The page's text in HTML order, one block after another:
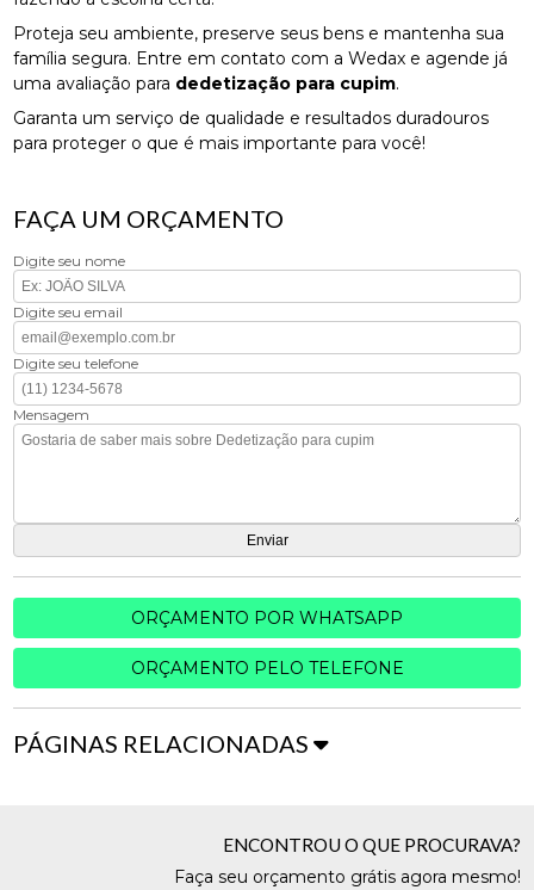
Proteja seu ambiente, preserve seus bens e mantenha sua
família segura. Entre em contato com a Wedax e agende já
uma avaliação para dedetização para cupim.
Garanta um serviço de qualidade e resultados duradouros
para proteger o que é mais importante para você!
FAÇA UM ORÇAMENTO
Digite seu nome
Digite seu email
Digite seu telefone
Mensagem
ORÇAMENTO POR WHATSAPP
ORÇAMENTO PELO TELEFONE
PÁGINAS RELACIONADAS
ENCONTROU O QUE PROCURAVA?
Faça seu orçamento grátis agora mesmo!